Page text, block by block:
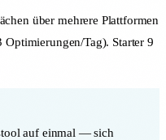
über mehrere Plattformen
Optimierungen/Tag). Starter 9
auf einmal — sich